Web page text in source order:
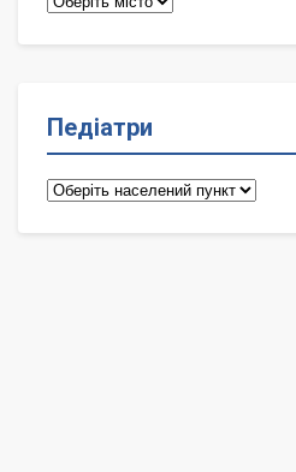
Педіатри
Педіатри